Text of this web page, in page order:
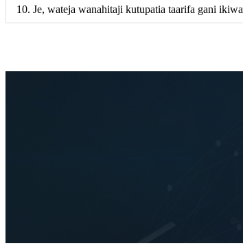
10. Je, wateja wanahitaji kutupatia taarifa gani